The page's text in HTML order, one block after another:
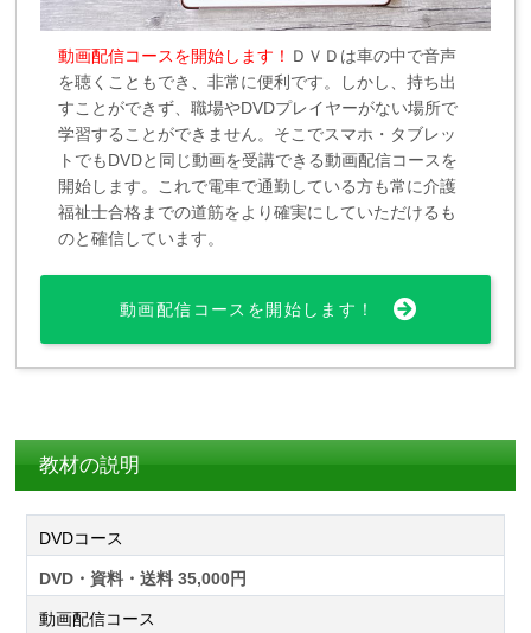
動画配信コースを開始します！ ＤＶＤは車の中で音声
を聴くこともでき、非常に便利です。しかし、持ち出
すことができず、職場やDVDプレイヤーがない場所で
学習することができません。そこでスマホ・タブレッ
トでもDVDと同じ動画を受講できる動画配信コースを
開始します。これで電車で通勤している方も常に介護
福祉士合格までの道筋をより確実にしていただけるも
のと確信しています。
動画配信コースを開始します！
教材の説明
DVDコース
DVD・資料・送料 35,000円
動画配信コース